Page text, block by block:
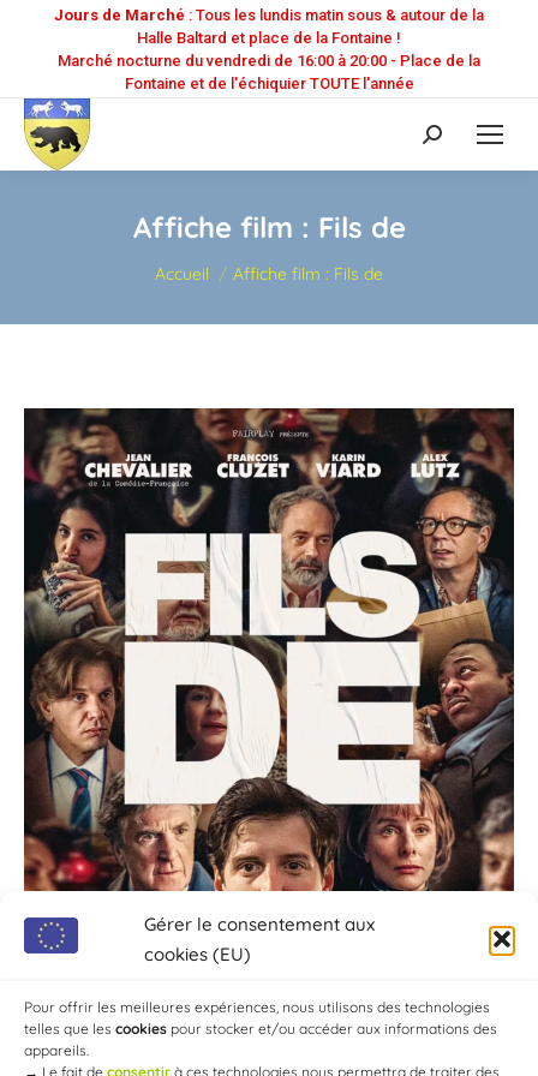
Gérer le consentement aux
cookies (EU)
Pour offrir les meilleures expériences, nous utilisons des technologies
telles que les cookies pour stocker et/ou accéder aux informations des
appareils.
→ Le fait de consentir à ces technologies nous permettra de traiter des
Jours de Marché : Tous les lundis matin sous & autour de la
Halle Baltard et place de la Fontaine !
Marché nocturne du vendredi de 16:00 à 20:00 - Place de la
Fontaine et de l'échiquier TOUTE l'année
Recherche
:
Affiche film : Fils de
Vous êtes ici :
Accueil Affiche film : Fils de